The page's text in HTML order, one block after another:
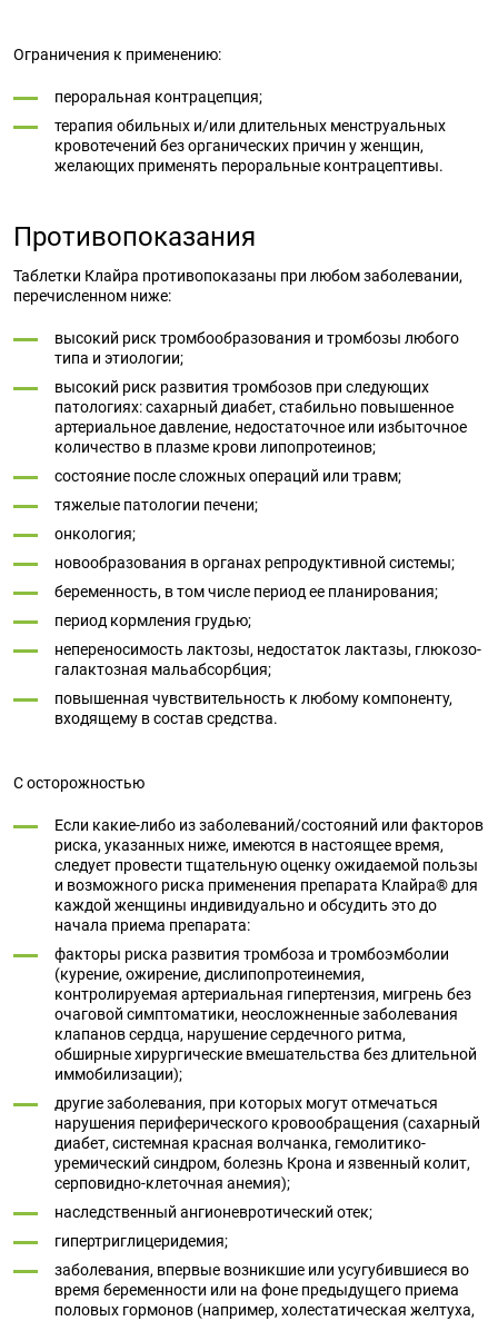
Ограничения к применению:
пероральная контрацепция;
терапия обильных и/или длительных менструальных
кровотечений без органических причин у женщин,
желающих применять пероральные контрацептивы.
Противопоказания
Таблетки Клайра противопоказаны при любом заболевании,
перечисленном ниже:
высокий риск тромбообразования и тромбозы любого
типа и этиологии;
высокий риск развития тромбозов при следующих
патологиях: сахарный диабет, стабильно повышенное
артериальное давление, недостаточное или избыточное
количество в плазме крови липопротеинов;
состояние после сложных операций или травм;
тяжелые патологии печени;
онкология;
новообразования в органах репродуктивной системы;
беременность, в том числе период ее планирования;
период кормления грудью;
непереносимость лактозы, недостаток лактазы, глюкозо-
галактозная мальабсорбция;
повышенная чувствительность к любому компоненту,
входящему в состав средства.
С осторожностью
Если какие-либо из заболеваний/состояний или факторов
риска, указанных ниже, имеются в настоящее время,
следует провести тщательную оценку ожидаемой пользы
и возможного риска применения препарата Клайра® для
каждой женщины индивидуально и обсудить это до
начала приема препарата:
факторы риска развития тромбоза и тромбоэмболии
(курение, ожирение, дислипопротеинемия,
контролируемая артериальная гипертензия, мигрень без
очаговой симптоматики, неосложненные заболевания
клапанов сердца, нарушение сердечного ритма,
обширные хирургические вмешательства без длительной
иммобилизации);
другие заболевания, при которых могут отмечаться
нарушения периферического кровообращения (сахарный
диабет, системная красная волчанка, гемолитико-
уремический синдром, болезнь Крона и язвенный колит,
серповидно-клеточная анемия);
наследственный ангионевротический отек;
гипертриглицеридемия;
заболевания, впервые возникшие или усугубившиеся во
время беременности или на фоне предыдущего приема
половых гормонов (например, холестатическая желтуха,